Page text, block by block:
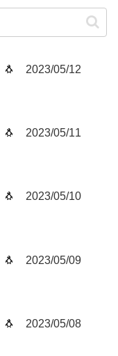
🐧 2023/05/12
🐧 2023/05/11
🐧 2023/05/10
🐧 2023/05/09
🐧 2023/05/08